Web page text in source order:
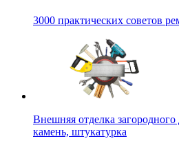
3000 практических советов
Внешняя отделка
камень, штукатурка